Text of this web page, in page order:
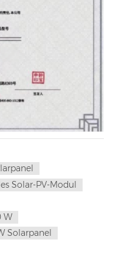
Solar-PV-Modul
W
Solarpanel